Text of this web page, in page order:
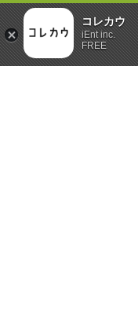
コレカウ
iEnt inc.
FREE